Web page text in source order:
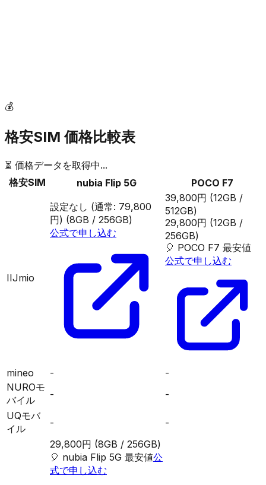
💰
格安SIM 価格比較表
⏳ 価格データを取得中...
格安SIM
nubia Flip 5G POCO F7
IIJmio
設定なし (通常: 79,800
円) (8GB / 256GB)
公式で申し込む
39,800円 (12GB /
512GB)
29,800円 (12GB /
256GB)
🎈 POCO F7 最安値
公式で申し込む
mineo -
-
NUROモ
バイル
-
-
UQモバ
イル
- -
29,800円 (8GB / 256GB)
🎈 nubia Flip 5G 最安値公
式で申し込む